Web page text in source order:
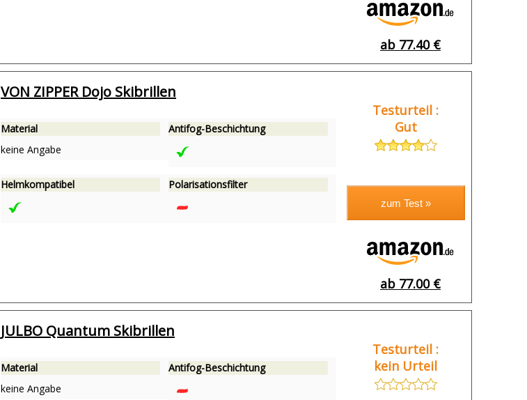
ab 77.40 €
VON ZIPPER Dojo Skibrillen
Material
keine Angabe
Antifog-Beschichtung
Helmkompatibel Polarisationsfilter
Testurteil :
Gut
ab 77.00 €
JULBO Quantum Skibrillen
Material
keine Angabe
Antifog-Beschichtung
Testurteil :
kein Urteil